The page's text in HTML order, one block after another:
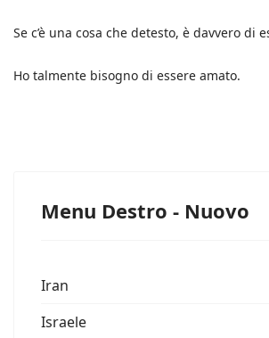
Se c’è una cosa che detesto, è davvero di
Ho talmente bisogno di essere amato.
Menu Destro - Nuovo
Iran
Israele